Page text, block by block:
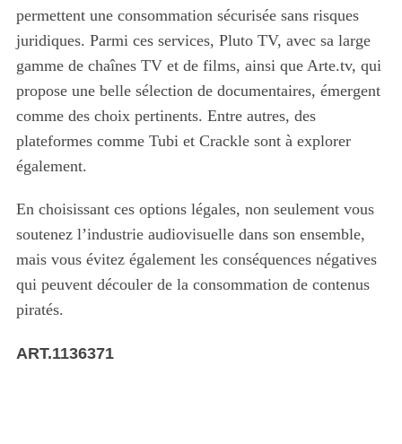
permettent une consommation sécurisée sans risques
juridiques. Parmi ces services, Pluto TV, avec sa large
gamme de chaînes TV et de films, ainsi que Arte.tv, qui
propose une belle sélection de documentaires, émergent
comme des choix pertinents. Entre autres, des
plateformes comme Tubi et Crackle sont à explorer
également.
En choisissant ces options légales, non seulement vous
soutenez l’industrie audiovisuelle dans son ensemble,
mais vous évitez également les conséquences négatives
qui peuvent découler de la consommation de contenus
piratés.
ART.1136371